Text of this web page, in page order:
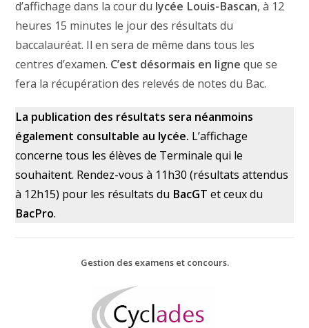
d’affichage dans la cour du lycée Louis-Bascan, à 12
heures 15 minutes le jour des résultats du
baccalauréat. Il en sera de même dans tous les
centres d’examen. C’est désormais en ligne que se
fera la récupération des relevés de notes du Bac.
La publication des résultats sera néanmoins
également consultable au lycée. L’affichage
concerne tous les élèves de Terminale qui le
souhaitent. Rendez-vous à 11h30 (résultats attendus
à 12h15) pour les résultats du BacGT et ceux du
BacPro.
Gestion des examens et concours.